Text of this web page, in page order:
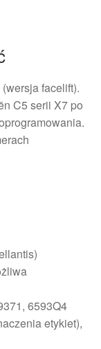
facelift).
C5 serii X7 po
6593Q4
etykiet),